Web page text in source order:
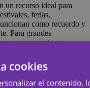
un recurso ideal para
ferias,
como recuerdo y
Para grandes
presupuesto por
tatuajes
cookies
el contenido,